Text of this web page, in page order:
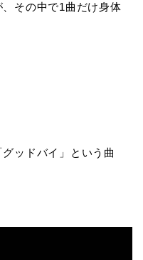
その中で1曲だけ身体
ッドバイ」という曲